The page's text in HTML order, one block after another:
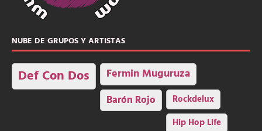
NUBE DE GRUPOS Y ARTISTAS
Def Con Dos Fermin Muguruza
Barón Rojo Rockdelux
Hip Hop Life